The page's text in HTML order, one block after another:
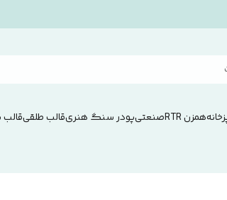
همزن RTRصنعتی پودر سنگ هنریقالب طلقی